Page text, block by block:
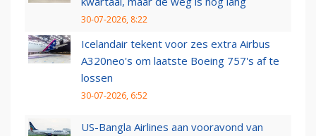
30-07-2026, 8:22
Icelandair tekent voor zes extra Airbus
A320neo's om laatste Boeing 757's af te
lossen
30-07-2026, 6:52
US-Bangla Airlines aan vooravond van